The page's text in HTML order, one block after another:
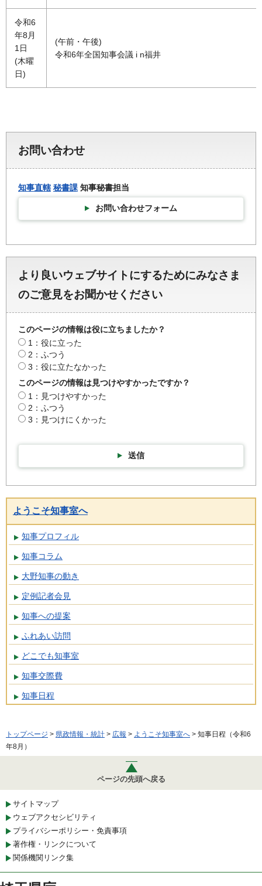
令和6
年8月
1日
(木曜
日)
(午前・午後)
令和6年全国知事会議 i n福井
お問い合わせ
知事直轄 秘書課 知事秘書担当
お問い合わせフォーム
より良いウェブサイトにするためにみなさま
のご意見をお聞かせください
このページの情報は役に立ちましたか？
1：役に立った
2：ふつう
3：役に立たなかった
このページの情報は見つけやすかったですか？
1：見つけやすかった
2：ふつう
3：見つけにくかった
送信
ようこそ知事室へ
知事プロフィル
知事コラム
大野知事の動き
定例記者会見
知事への提案
ふれあい訪問
どこでも知事室
知事交際費
知事日程
トップページ > 県政情報・統計 > 広報 > ようこそ知事室へ > 知事日程（令和6
年8月）
ページの先頭へ戻る
サイトマップ
ウェブアクセシビリティ
プライバシーポリシー・免責事項
著作権・リンクについて
関係機関リンク集